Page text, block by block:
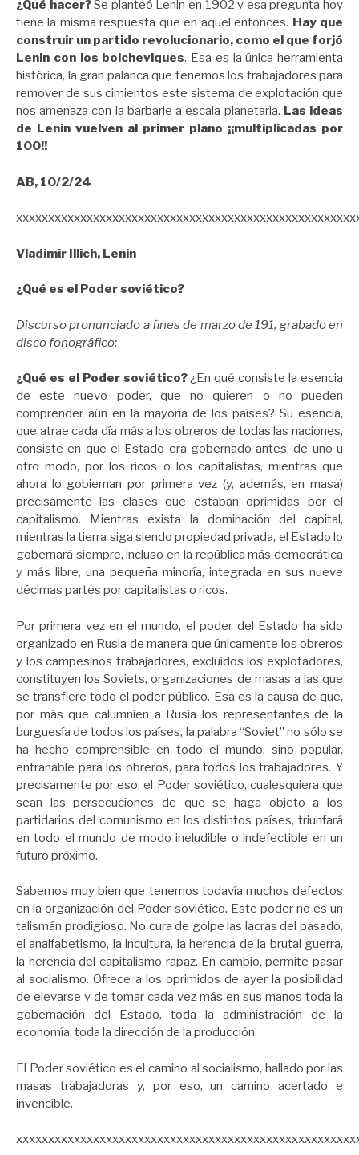
¿Qué hacer?Se planteó Lenin en 1902 y esa pregunta hoy
tiene la misma respuesta que en aquel entonces. Hay que
construir un partido revolucionario, como el que forjó
Lenin con los bolcheviques. Esa es la única herramienta
histórica, la gran palanca que tenemos los trabajadores para
remover de sus cimientos este sistema de explotación que
nos amenaza con la barbarie a escala planetaria. Las ideas
de Lenin vuelven al primer plano ¡¡multiplicadas por
100!!
AB, 10/2/24
Vladimir Illich, Lenin
¿Qué es el Poder soviético?
Discursopronunciado a fines de marzo de 191, grabado en
disco fonográfico:
¿Qué es el Poder soviético?¿En qué consiste la esencia
de este nuevo poder, que no quieren o no pueden
comprender aún en la mayoría de los países? Su esencia,
que atrae cada día más a los obreros de todas las naciones,
consiste en que el Estado era gobernado antes, de uno u
otro modo, por los ricos o los capitalistas, mientras que
ahora lo gobiernan por primera vez (y, además, en masa)
precisamente las clases que estaban oprimidas por el
capitalismo. Mientras exista la dominación del capital,
mientras la tierra siga siendo propiedad privada, el Estado lo
gobernará siempre, incluso en la república más democrática
y más libre, una pequeña minoría, integrada en sus nueve
décimas partes por capitalistas o ricos.
Por primera vez en el mundo, el poder del Estado ha sido
organizado en Rusia de manera que únicamente los obreros
y los campesinos trabajadores, excluidos los explotadores,
constituyen los Soviets, organizaciones de masas a las que
se transfiere todo el poder público. Esa es la causa de que,
por más que calumnien a Rusia los representantes de la
burguesía de todos los países, la palabra “Soviet” no sólo se
ha hecho comprensible en todo el mundo, sino popular,
entrañable para los obreros, para todos los trabajadores. Y
precisamente por eso, el Poder soviético, cualesquiera que
sean las persecuciones de que se haga objeto a los
partidarios del comunismo en los distintos países, triunfará
en todo el mundo de modo ineludible o indefectible en un
futuro próximo.
Sabemos muy bien que tenemos todavía muchos defectos
en la organización del Poder soviético. Este poder no es un
talismán prodigioso. No cura de golpe las lacras del pasado,
el analfabetismo, la incultura, la herencia de la brutal guerra,
la herencia del capitalismo rapaz. En cambio, permite pasar
al socialismo. Ofrece a los oprimidos de ayer la posibilidad
de elevarse y de tomar cada vez más en sus manos toda la
gobernación del Estado, toda la administración de la
economía, toda la dirección de la producción.
El Poder soviético es el camino al socialismo, hallado por las
masas trabajadoras y, por eso, un camino acertado e
invencible.